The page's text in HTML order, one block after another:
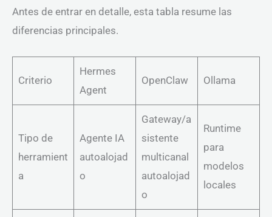
Antes de entrar en detalle, esta tabla resume las
diferencias principales.
Criterio
Hermes
Agent
OpenClaw Ollama
Tipo de
herramient
a
Agente IA
autoalojad
o
Gateway/a
sistente
multicanal
autoalojad
o
Runtime
para
modelos
locales